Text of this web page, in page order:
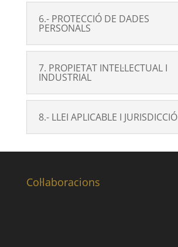
6.- PROTECCIÓ DE DADES
PERSONALS
7. PROPIETAT INTEL·LECTUAL I
INDUSTRIAL
8.- LLEI APLICABLE I JURISDICCIÓ
Col·laboracions